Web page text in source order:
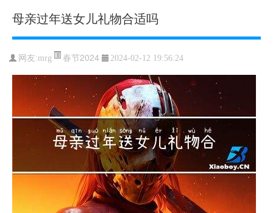
母亲过年送女儿礼物合适吗
网友:mrg 春节2024 2024-02-12 19:56:24